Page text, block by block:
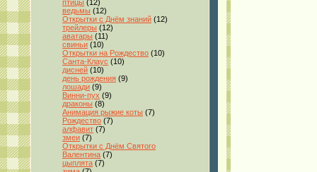
птицы (12)
ведьмы (12)
Открытки с Днём знаний (12)
трейлеры (12)
аватары (11)
свиньи (10)
Открытки на Рождество (10)
Санта-Клаус (10)
дисней (10)
день рождения (9)
лошади (9)
Винни-пух (9)
драконы (8)
Анимация рыжие коты (7)
Рождество (7)
алфавит (7)
змеи (7)
Открытки с Днём Святого
Валентина (7)
цыплята (7)